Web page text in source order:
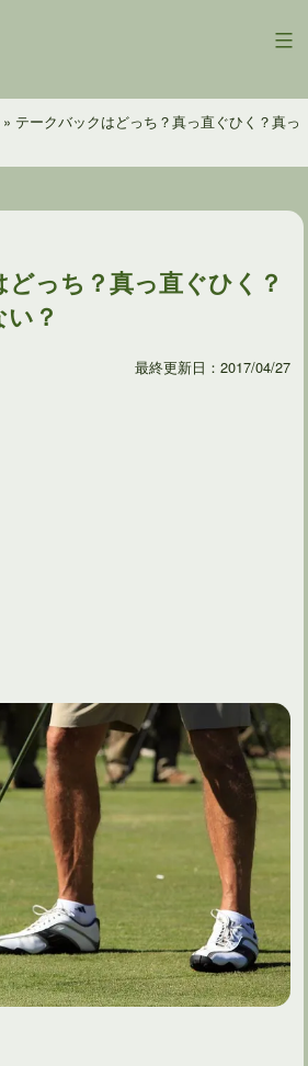
» テークバックはどっち？真っ直ぐひく？真っ
っち？真っ直ぐひく？
？
最終更新日：2017/04/27